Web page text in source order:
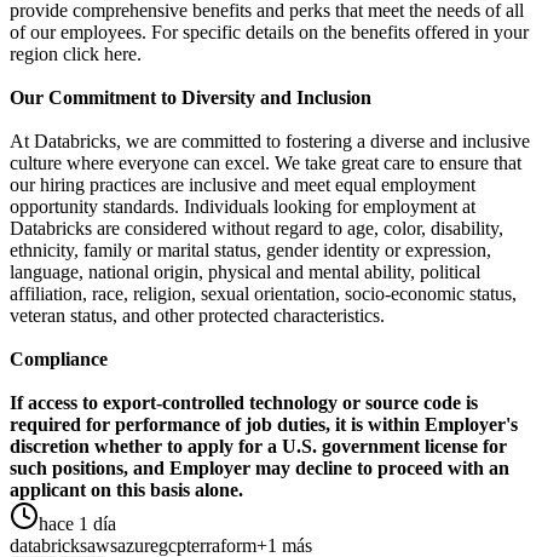
provide comprehensive benefits and perks that meet the needs of all
of our employees. For specific details on the benefits offered in your
region click here.
Our Commitment to Diversity and Inclusion
At Databricks, we are committed to fostering a diverse and inclusive
culture where everyone can excel. We take great care to ensure that
our hiring practices are inclusive and meet equal employment
opportunity standards. Individuals looking for employment at
Databricks are considered without regard to age, color, disability,
ethnicity, family or marital status, gender identity or expression,
language, national origin, physical and mental ability, political
affiliation, race, religion, sexual orientation, socio-economic status,
veteran status, and other protected characteristics.
Compliance
If access to export-controlled technology or source code is
required for performance of job duties, it is within Employer's
discretion whether to apply for a U.S. government license for
such positions, and Employer may decline to proceed with an
applicant on this basis alone.
hace 1 día
databricksawsazuregcpterraform+1 más